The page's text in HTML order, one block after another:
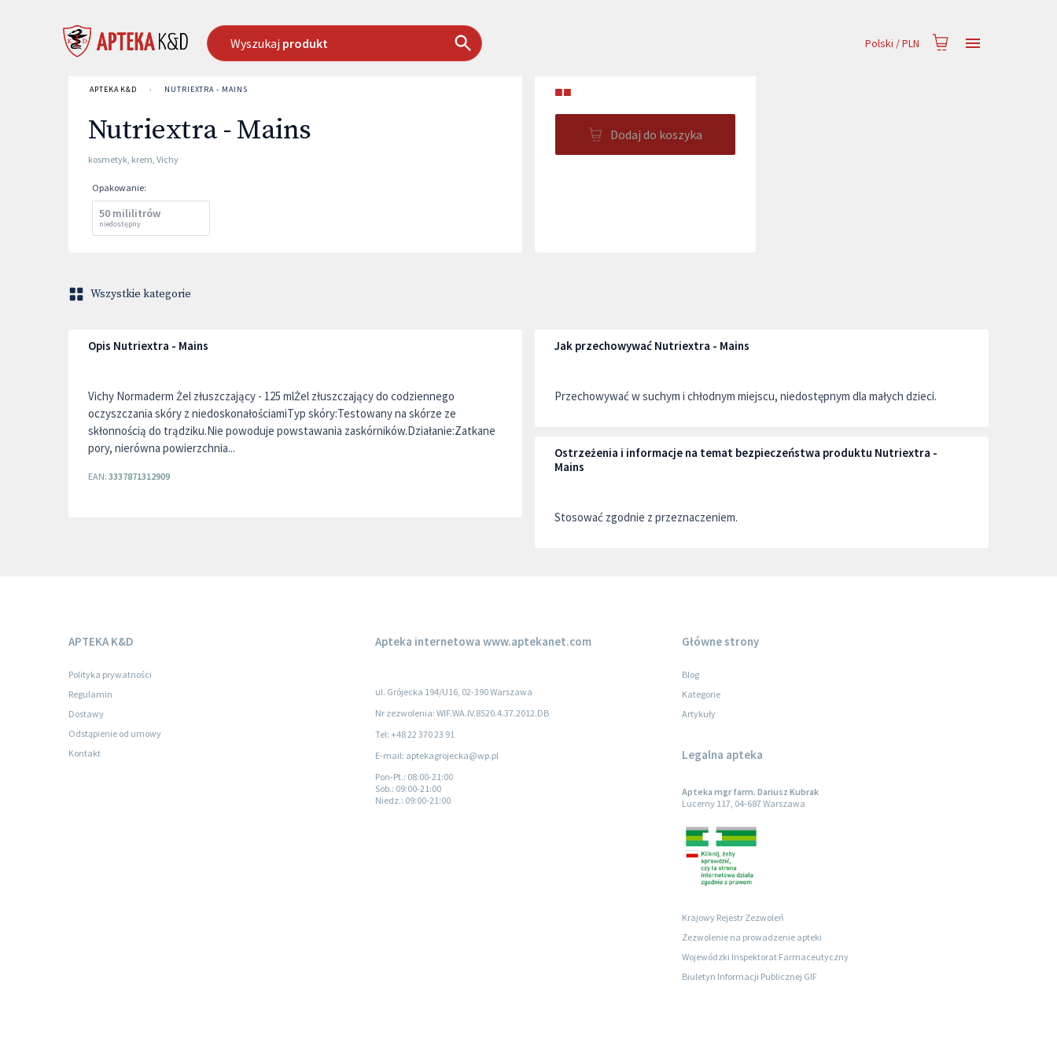
Wyszukaj produkt Polski /PLN
APTEKA K&D › NUTRIEXTRA - MAINS
Nutriextra - Mains
kosmetyk, krem, Vichy
Opakowanie:
50 mililitrów
niedostępny
■■
Dodaj do koszyka
Wszystkie kategorie
Opis Nutriextra - Mains
Vichy Normaderm Żel złuszczający - 125 mlŻel złuszczający do codziennego
oczyszczania skóry z niedoskonałościamiTyp skóry:Testowany na skórze ze
skłonnością do trądziku.Nie powoduje powstawania zaskórników.Działanie:Zatkane
pory, nierówna powierzchnia...
EAN: 3337871312909
Jak przechowywać Nutriextra - Mains
Przechowywać w suchym i chłodnym miejscu, niedostępnym dla małych dzieci.
Ostrzeżenia i informacje na temat bezpieczeństwa produktu Nutriextra -
Mains
Stosować zgodnie z przeznaczeniem.
APTEKA K&D
Polityka prywatności
Regulamin
Dostawy
Odstąpienie od umowy
Kontakt
Apteka internetowa www.aptekanet.com
ul. Grójecka 194/U16, 02-390 Warszawa
Nr zezwolenia: WIF.WA.IV.8520.4.37.2012.DB
Tel: +48 22 370 23 91
E-mail: aptekagrojecka@wp.pl
Pon-Pt.: 08:00-21:00
Sob.: 09:00-21:00
Niedz.: 09:00-21:00
Główne strony
Blog
Kategorie
Artykuły
Legalna apteka
Apteka mgr farm. Dariusz Kubrak
Lucerny 117, 04-687 Warszawa
Krajowy Rejestr Zezwoleń
Zezwolenie na prowadzenie apteki
Wojewódzki Inspektorat Farmaceutyczny
Biuletyn Informacji Publicznej GIF